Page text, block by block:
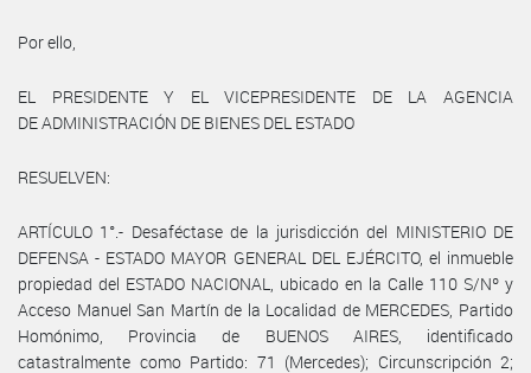
Por ello,
EL PRESIDENTE Y EL VICEPRESIDENTE DE LA AGENCIA
DE ADMINISTRACIÓN DE BIENES DEL ESTADO
RESUELVEN:
ARTÍCULO 1°.- Desaféctase de la jurisdicción del MINISTERIO DE
DEFENSA - ESTADO MAYOR GENERAL DEL EJÉRCITO, el inmueble
propiedad del ESTADO NACIONAL, ubicado en la Calle 110 S/Nº y
Acceso Manuel San Martín de la Localidad de MERCEDES, Partido
Homónimo, Provincia de BUENOS AIRES, identificado
catastralmente como Partido: 71 (Mercedes); Circunscripción 2;